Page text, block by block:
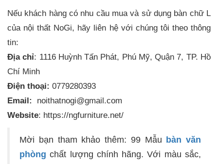
Nếu khách hàng có nhu cầu mua và sử dụng bàn chữ L
của nội thất NoGi, hãy liên hệ với chúng tôi theo thông
tin:
Địa chỉ: 1116 Huỳnh Tấn Phát, Phú Mỹ, Quận 7, TP. Hồ
Chí Minh
Điện thoại: 0779280393
Email:
noithatnogi@gmail.com
Website: https://ngfurniture.net/
Mời bạn tham khảo thêm: 99 Mẫu bàn văn
phòng chất lượng chính hãng. Với màu sắc,